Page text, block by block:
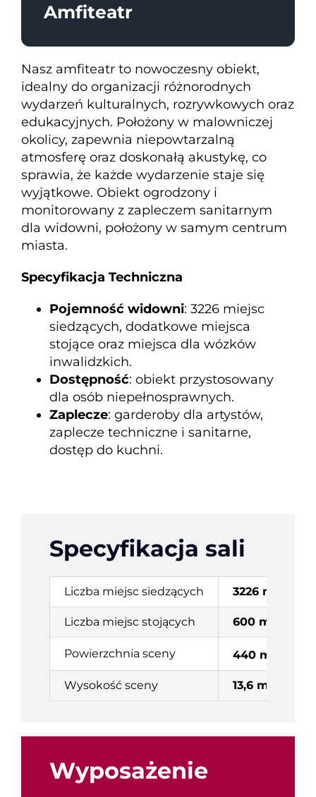
Amfiteatr
Nasz amfiteatr to nowoczesny obiekt,
idealny do organizacji różnorodnych
wydarzeń kulturalnych, rozrywkowych oraz
edukacyjnych. Położony w malowniczej
okolicy, zapewnia niepowtarzalną
atmosferę oraz doskonałą akustykę, co
sprawia, że każde wydarzenie staje się
wyjątkowe. Obiekt ogrodzony i
monitorowany z zapleczem sanitarnym
dla widowni, położony w samym centrum
miasta.
Specyfikacja Techniczna
Pojemność widowni: 3226 miejsc
siedzących, dodatkowe miejsca
stojące oraz miejsca dla wózków
inwalidzkich.
Dostępność: obiekt przystosowany
dla osób niepełnosprawnych.
Zaplecze: garderoby dla artystów,
zaplecze techniczne i sanitarne,
dostęp do kuchni.
Specyfikacja sali
Liczba miejsc siedzących 3226 miejsca
Liczba miejsc stojących 600 miejsc
Powierzchnia sceny 440 m
Wysokość sceny 13,6 m
Wyposażenie